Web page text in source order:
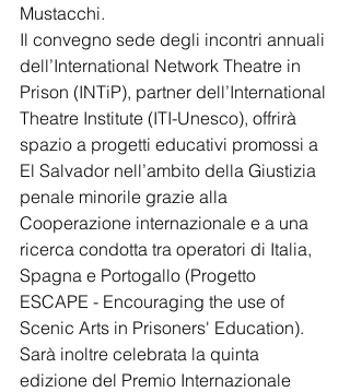
Mustacchi.
Il convegno sede degli incontri annuali
dell’International Network Theatre in
Prison (INTiP), partner dell’International
Theatre Institute (ITI-Unesco), offrirà
spazio a progetti educativi promossi a
El Salvador nell’ambito della Giustizia
penale minorile grazie alla
Cooperazione internazionale e a una
ricerca condotta tra operatori di Italia,
Spagna e Portogallo (Progetto
ESCAPE - Encouraging the use of
Scenic Arts in Prisoners' Education).
Sarà inoltre celebrata la quinta
edizione del Premio Internazionale